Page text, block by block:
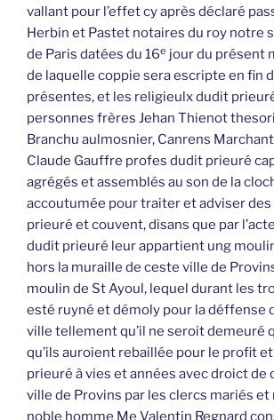
vallant pour l’effet cy après déclaré
Herbin et Pastet notaires du roy notre
de Paris datées du 16e jour du présent
de laquelle coppie sera escripte en fin
présentes, et les religieulx dudit
personnes frères Jehan Thienot
Branchu aulmosnier, Canrens
Claude Gauffre profes dudit prieuré
agrégés et assemblés au son de la
accoutumée pour traiter et adviser
prieuré et couvent, disans que par
dudit prieuré leur appartient ung
hors la muraille de ceste ville de
moulin de St Ayoul, lequel durant les
esté ruyné et démoly pour la déffense
ville tellement qu’il ne seroit demeuré
qu’ils auroient rebaillée pour le profit
prieuré à vies et années avec droict de
ville de Provins par les clercs mariés et
noble homme Me Valentin Regnard